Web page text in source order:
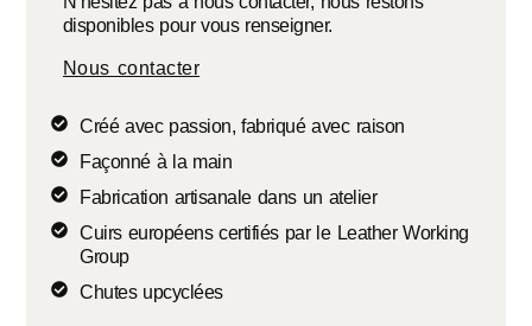
disponibles pour vous renseigner.
Nous contacter
Créé avec passion, fabriqué avec raison
Façonné à la main
Fabrication artisanale dans un atelier
Cuirs européens certifiés par le Leather Working
Group
Chutes upcyclées